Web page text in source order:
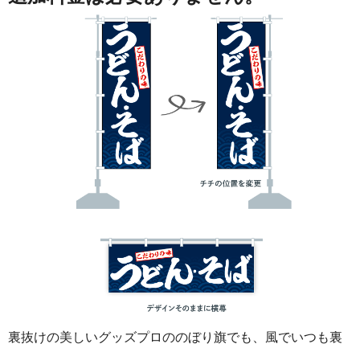
裏抜けの美しいグッズプロののぼり旗でも、風でいつも裏